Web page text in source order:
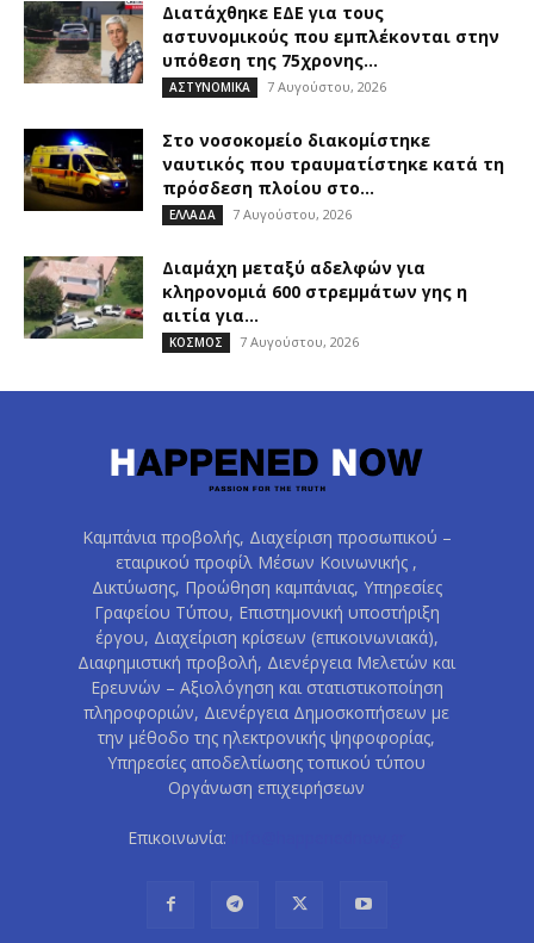
Διατάχθηκε ΕΔΕ για τους
αστυνομικούς που εμπλέκονται στην
υπόθεση της 75χρονης...
ΑΣΤΥΝΟΜΙΚΑ 7 Αυγούστου, 2026
Στο νοσοκομείο διακομίστηκε
ναυτικός που τραυματίστηκε κατά τη
πρόσδεση πλοίου στο...
ΕΛΛΑΔΑ 7 Αυγούστου, 2026
Διαμάχη μεταξύ αδελφών για
κληρονομιά 600 στρεμμάτων γης η
αιτία για...
ΚΟΣΜΟΣ 7 Αυγούστου, 2026
Καμπάνια προβολής, Διαχείριση προσωπικού –
εταιρικού προφίλ Μέσων Κοινωνικής ,
Δικτύωσης, Προώθηση καμπάνιας, Υπηρεσίες
Γραφείου Τύπου, Επιστημονική υποστήριξη
έργου, Διαχείριση κρίσεων (επικοινωνιακά),
Διαφημιστική προβολή, Διενέργεια Μελετών και
Ερευνών – Αξιολόγηση και στατιστικοποίηση
πληροφοριών, Διενέργεια Δημοσκοπήσεων με
την μέθοδο της ηλεκτρονικής ψηφοφορίας,
Υπηρεσίες αποδελτίωσης τοπικού τύπου
Οργάνωση επιχειρήσεων
Επικοινωνία: